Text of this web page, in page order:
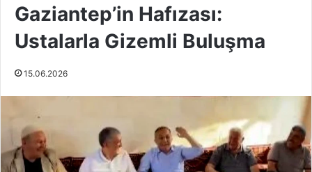
Gaziantep’in Hafızası:
Ustalarla Gizemli Buluşma
15.06.2026